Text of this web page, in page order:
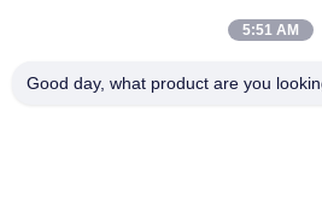
Park, Shunde District, Foshan
5:51 AM
Good day, what product are you